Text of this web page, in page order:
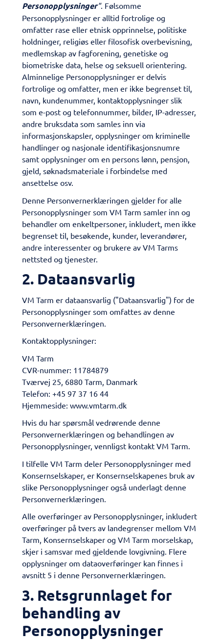
Personopplysninger". Følsomme
Personopplysninger er alltid fortrolige og
omfatter rase eller etnisk opprinnelse, politiske
holdninger, religiøs eller filosofisk overbevisning,
medlemskap av fagforening, genetiske og
biometriske data, helse og seksuell orientering.
Alminnelige Personopplysninger er delvis
fortrolige og omfatter, men er ikke begrenset til,
navn, kundenummer, kontaktopplysninger slik
som e-post og telefonnummer, bilder, IP-adresser,
andre bruksdata som samles inn via
informasjonskapsler, opplysninger om kriminelle
handlinger og nasjonale identifikasjonsnumre
samt opplysninger om en persons lønn, pensjon,
gjeld, søknadsmateriale i forbindelse med
ansettelse osv.
​Denne Personvernerklæringen gjelder for alle
Personopplysninger som VM Tarm samler inn og
behandler om enkeltpersoner, inkludert, men ikke
begrenset til, besøkende, kunder, leverandører,
andre interessenter og brukere av VM Tarms
nettsted og tjenester.
​2. Dataansvarlig
VM Tarm er dataansvarlig ("Dataansvarlig") for de
Personopplysninger som omfattes av denne
Personvernerklæringen.
Kontaktopplysninger:
VM Tarm
CVR-nummer: 11784879
Tværvej 25, 6880 Tarm, Danmark
Telefon: +45 97 37 16 44
Hjemmeside: www.vmtarm.dk
​Hvis du har spørsmål vedrørende denne
Personvernerklæringen og behandlingen av
Personopplysninger, vennligst kontakt VM Tarm.
​I tilfelle VM Tarm deler Personopplysninger med
Konsernselskaper, er Konsernselskapenes bruk av
slike Personopplysninger også underlagt denne
Personvernerklæringen.
​Alle overføringer av Personopplysninger, inkludert
overføringer på tvers av landegrenser mellom VM
Tarm, Konsernselskaper og VM Tarm morselskap,
skjer i samsvar med gjeldende lovgivning. Flere
opplysninger om dataoverføringer kan finnes i
avsnitt 5 i denne Personvernerklæringen.
​3. Retsgrunnlaget for
behandling av
Personopplysninger